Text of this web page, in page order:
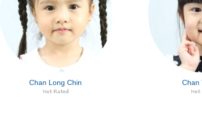
Chan Long Chin Chan